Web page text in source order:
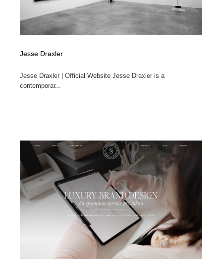
Jesse Draxler
Jesse Draxler | Official Website Jesse Draxler is a
contemporar...